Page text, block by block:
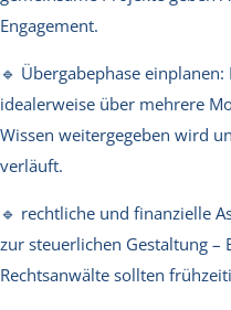
Engagement.
🔹 Übergabephase
idealerweise über mehrere
Wissen weitergegeben wird
verläuft.
🔹 rechtliche und finanzielle
zur steuerlichen Gestaltung –
Rechtsanwälte sollten